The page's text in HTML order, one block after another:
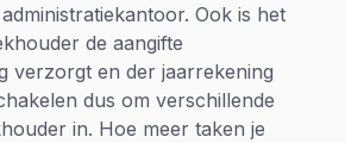
Ook is het
de aangifte
verzorgt en der jaarrekening
dus om verschillende
in. Hoe meer taken je